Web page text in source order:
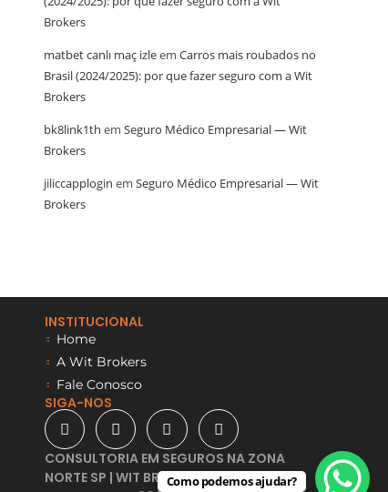
Brokers
matbet canlı maç izleem Carros mais roubados no
Brasil (2024/2025): por que fazer seguro com a Wit
Brokers
bk8link1th em Seguro Médico Empresarial — Wit
Brokers
jiliccapplogin em Seguro Médico Empresarial — Wit
Brokers
INSTITUCIONAL
Home
A Wit Brokers
Fale Conosco
SIGA-NOS
CONSULTORIA EM SEGUROS NA ZONA
NORTE SP | WIT BROKERS -Como podemos ajudar?